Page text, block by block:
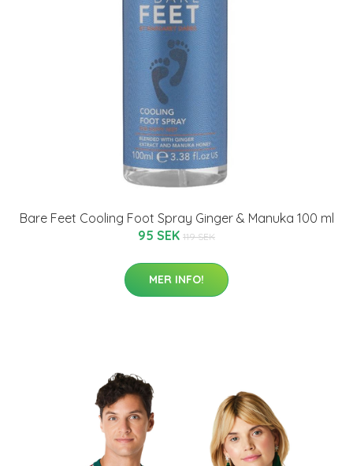
Bare Feet Cooling Foot Spray Ginger & Manuka 100 ml
95 SEK 119 SEK
MER INFO!